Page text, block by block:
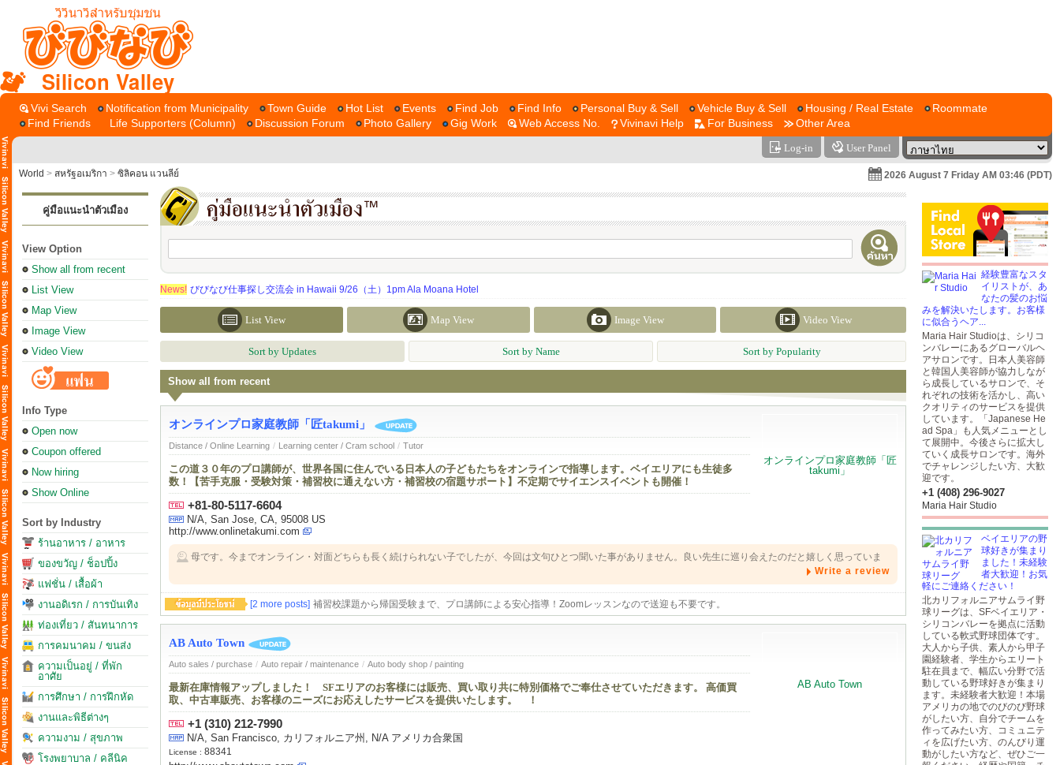
Silicon Valley
Vivi Search Notification from Municipality Town Guide Hot List Events Find Job Find Info Personal Buy & Sell Vehicle Buy & Sell Housing / Real Estate
Roommate
Find Friends
Life Supporters (Column) Discussion Forum Photo Gallery Gig Work Web Access No. Vivinavi Help For Business Other Area
Log-in User Panel
World > สหรัฐอเมริกา > ซิลิคอน แวนลีย์ 2026 August 7 Friday AM 03:46 (PDT)
คู่มือแนะนำตัวเมือง
View Option
Show all from recent
List View
Map View
Image View
Video View
Info Type
Open now
Coupon offered
Now hiring
Show Online
Sort by Industry
ร้านอาหาร / อาหาร
ของขวัญ / ช็อปปิ้ง
แฟชั่น / เสื้อผ้า
งานอดิเรก / การบันเทิง
ท่องเที่ยว / สันทนาการ
การคมนาคม / ขนส่ง
ความเป็นอยู่ / ที่พัก
อาศัย
การศึกษา / การฝึกหัด
งานและพิธีต่างๆ
ความงาม / สุขภาพ
โรงพยาบาล / คลีนิค
News! びびなび仕事探し交流会 in Hawaii 9/26（土）1pm Ala Moana Hotel
List View Map View Image View Video View
Sort by Updates Sort by Name Sort by Popularity
Show all from recent
オンラインプロ家庭教師「匠takumi」
Distance / Online Learning / Learning center / Cram school / Tutor
この道３０年のプロ講師が、世界各国に住んでいる日本人の子どもたちをオンラインで指導します。ベイエリアにも生徒多
数！【苦手克服・受験対策・補習校に通えない方・補習校の宿題サポート】不定期でサイエンスイベントも開催！
+81-80-5117-6604
N/A, San Jose, CA, 95008 US
http://www.onlinetakumi.com
母です。今までオンライン・対面どちらも長く続けられない子でしたが、今回は文句ひとつ聞いた事がありません。良い先生に巡り会えたのだと嬉しく思っていま
Write a review
[2 more posts] 補習校課題から帰国受験まで、プロ講師による安心指導！Zoomレッスンなので送迎も不要です。
AB Auto Town
Auto sales / purchase / Auto repair / maintenance / Auto body shop / painting
最新在庫情報アップしました！ SFエリアのお客様には販売、買い取り共に特別価格でご奉仕させていただきます。 高価買
取、中古車販売、お客様のニーズにお応えしたサービスを提供いたします。 ！
+1 (310) 212-7990
N/A, San Francisco, カリフォルニア州, N/A アメリカ合衆国
License : 88341
経験豊富なスタ
イリストが、あ
なたの髪のお悩
みを解決いたします。お客様
に似合うヘア...
Maria Hair Studioは、シリコ
ンバレーにあるグローバルヘ
アサロンです。日本人美容師
と韓国人美容師が協力しなが
ら成長しているサロンで、そ
れぞれの技術を活かし、高い
クオリティのサービスを提供
しています。「Japanese He
ad Spa」も人気メニューとし
て展開中。今後さらに拡大し
ていく成長サロンです。海外
でチャレンジしたい方、大歓
迎です。
+1 (408) 296-9027
Maria Hair Studio
ベイエリアの野
球好きが集まり
ました！未経験
者大歓迎！お気
軽にご連絡ください！
北カリフォルニアサムライ野
球リーグは、SFベイエリア・
シリコンバレーを拠点に活動
している軟式野球団体です。
大人から子供、素人から甲子
園経験者、学生からエリート
駐在員まで、幅広い分野で活
動している野球好きが集まり
ます。未経験者大歓迎！本場
アメリカの地でのびのび野球
がしたい方、自分でチームを
作ってみたい方、コミュニテ
ィを広げたい方、のんびり運
動がしたい方など、ぜひご一